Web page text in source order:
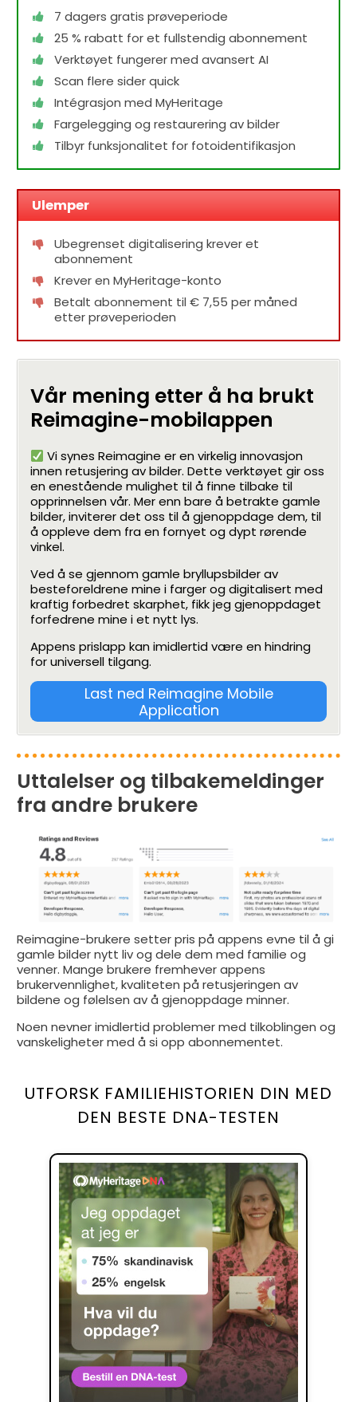
7 dagers gratis prøveperiode
25 % rabatt for et fullstendig abonnement
Verktøyet fungerer med avansert AI
Scan flere sider quick
Intégrasjon med MyHeritage
Fargelegging og restaurering av bilder
Tilbyr funksjonalitet for fotoidentifikasjon
Ulemper
Ubegrenset digitalisering krever et
abonnement
Krever en MyHeritage-konto
Betalt abonnement til € 7,55 per måned
etter prøveperioden
Vår mening etter å ha brukt
Reimagine-mobilappen
Vi synes Reimagine er en virkelig innovasjon
innen retusjering av bilder. Dette verktøyet gir oss
en enestående mulighet til å finne tilbake til
opprinnelsen vår. Mer enn bare å betrakte gamle
bilder, inviterer det oss til å gjenoppdage dem, til
å oppleve dem fra en fornyet og dypt rørende
vinkel.
Ved å se gjennom gamle bryllupsbilder av
besteforeldrene mine i farger og digitalisert med
kraftig forbedret skarphet, fikk jeg gjenoppdaget
forfedrene mine i et nytt lys.
Appens prislapp kan imidlertid være en hindring
for universell tilgang.
Last ned Reimagine Mobile
Application
Uttalelser og tilbakemeldinger
fra andre brukere
Reimagine-brukere setter pris på appens evne til å gi
gamle bilder nytt liv og dele dem med familie og
venner. Mange brukere fremhever appens
brukervennlighet, kvaliteten på retusjeringen av
bildene og følelsen av å gjenoppdage minner.
Noen nevner imidlertid problemer med tilkoblingen og
vanskeligheter med å si opp abonnementet.
UTFORSK FAMILIEHISTORIEN DIN MED
DEN BESTE DNA-TESTEN